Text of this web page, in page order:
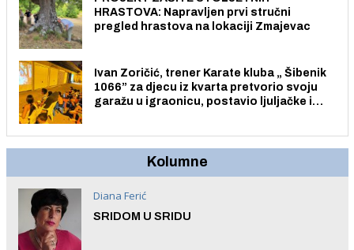
HRASTOVA: Napravljen prvi stručni
pregled hrastova na lokaciji Zmajevac
Ivan Zoričić, trener Karate kluba „ Šibenik
1066” za djecu iz kvarta pretvorio svoju
garažu u igraonicu, postavio ljuljačke i
Kolumne
Diana Ferić
SRIDOM U SRIDU